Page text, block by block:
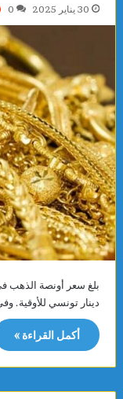
30 يناير 2025 0
دينار تونسي للأوقية.
أكمل القراءة »